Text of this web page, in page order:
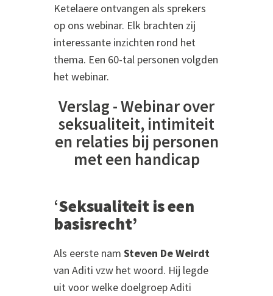
Ketelaere ontvangen als sprekers
op ons webinar. Elk brachten zij
interessante inzichten rond het
thema. Een 60-tal personen volgden
het webinar.
Verslag - Webinar over
seksualiteit, intimiteit
en relaties bij personen
met een handicap
‘Seksualiteit is een
basisrecht’
Als eerste nam Steven De Weirdt
van Aditi vzw het woord. Hij legde
uit voor welke doelgroep Aditi